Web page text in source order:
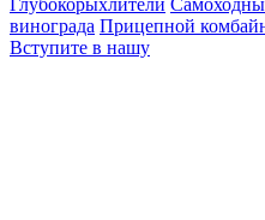
винограда Прицепной
Вступите в нашу